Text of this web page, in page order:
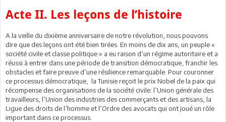
Acte II. Les leçons de l’histoire
A la veille du dixième anniversaire de notre révolution, nous pouvons
dire que des leçons ont été bien tirées. En moins de dix ans, un peuple «
société civile et classe politique » a eu raison d’un régime autoritaire et a
réussi à entrer dans une période de transition démocratique, franchir les
obstacles et faire preuve d’une résilience remarquable. Pour couronner
ce processus démocratique, la Tunisie reçoit le prix Nobel de la paix qui
récompense des organisations de la société civile: l’Union générale des
travailleurs, l’Union des industries des commerçants et des artisans, la
Ligue des droits de l’homme et l’Ordre des avocats qui ont joué un rôle
important dans ce processus.